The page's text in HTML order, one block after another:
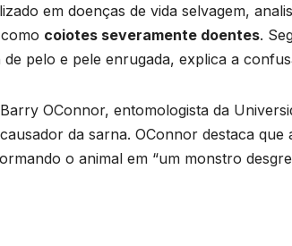
em doenças de vida selvagem,
coiotes severamente doentes.
pelo e pele enrugada, explica a
OConnor, entomologista da
da sarna. OConnor destaca
o animal em “um monstro